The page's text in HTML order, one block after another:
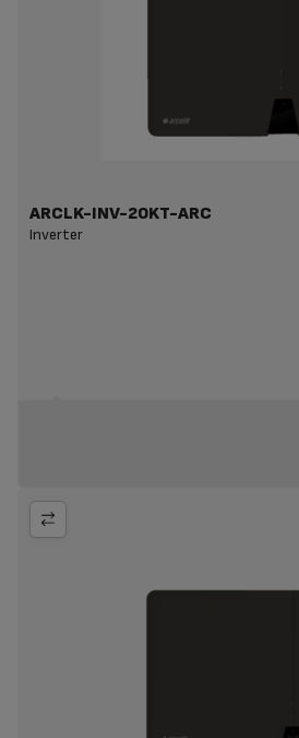
ARCLK-INV-20KT-ARC
Inverter